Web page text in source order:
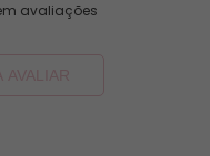
avaliações
AVALIAR